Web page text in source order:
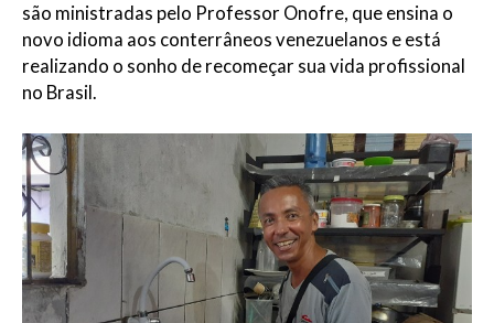
são ministradas pelo Professor Onofre, que ensina o
novo idioma aos conterrâneos venezuelanos e está
realizando o sonho de recomeçar sua vida profissional
no Brasil.